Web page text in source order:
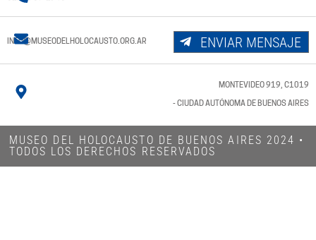
INFO@MUSEODELHOLOCAUSTO.ORG.AR ENVIAR MENSAJE
MONTEVIDEO 919, C1019
- CIUDAD AUTÓNOMA DE BUENOS AIRES
MUSEO DEL HOLOCAUSTO DE BUENOS AIRES 2024​ •
TODOS LOS DERECHOS RESERVADOS